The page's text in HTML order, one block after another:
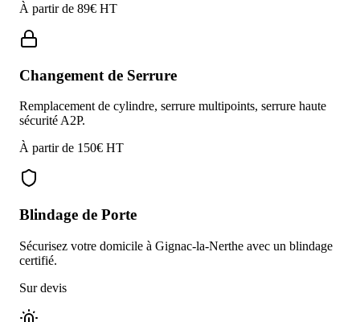
À partir de 89€ HT
Changement de Serrure
Remplacement de cylindre, serrure multipoints, serrure haute
sécurité A2P.
À partir de 150€ HT
Blindage de Porte
Sécurisez votre domicile à Gignac-la-Nerthe avec un blindage
certifié.
Sur devis